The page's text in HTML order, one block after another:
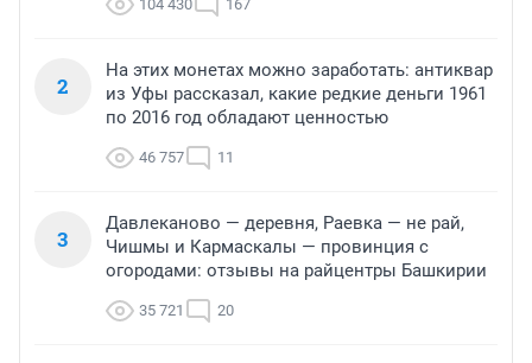
104 430 167
2
На этих монетах можно заработать: антиквар
из Уфы рассказал, какие редкие деньги 1961
по 2016 год обладают ценностью
46 757 11
3
Давлеканово — деревня, Раевка — не рай,
Чишмы и Кармаскалы — провинция с
огородами: отзывы на райцентры Башкирии
35 721 20